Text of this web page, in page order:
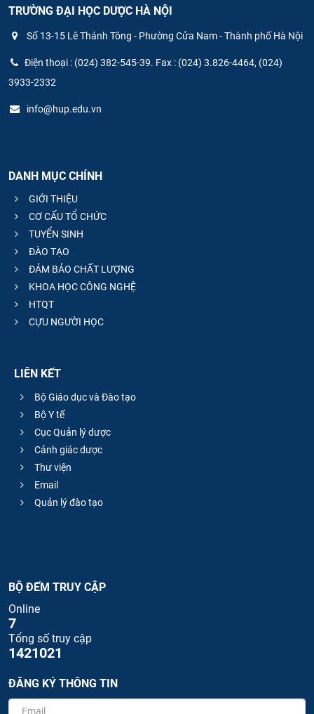
TRƯỜNG ĐẠI HỌC DƯỢC HÀ NỘI
Số 13-15 Lê Thánh Tông - Phường Cửa Nam - Thành phố Hà Nội
Điện thoại : (024) 382-545-39. Fax : (024) 3.826-4464, (024)
3933-2332
info@hup.edu.vn
DANH MỤC CHÍNH
GIỚI THIỆU
CƠ CẤU TỔ CHỨC
TUYỂN SINH
ĐÀO TẠO
ĐẢM BẢO CHẤT LƯỢNG
KHOA HỌC CÔNG NGHỆ
HTQT
CỰU NGƯỜI HỌC
LIÊN KẾT
Bộ Giáo dục và Đào tạo
Bộ Y tế
Cục Quản lý dược
Cảnh giác dược
Thư viện
Email
Quản lý đào tạo
BỘ ĐẾM TRUY CẬP
Online
7
Tổng số truy cập
1421021
ĐĂNG KÝ THÔNG TIN